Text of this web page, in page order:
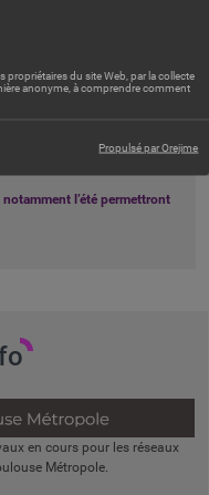
propriétaires du site Web, par la collecte
anonyme, à comprendre comment
Propulsé par Orejime
en Garonne, de juin à
de novembre à mai, quand
mois majorés étant
de l’eau (3,34 euros TTC/m3
l’été permettront
en cours pour les réseaux
Métropole.